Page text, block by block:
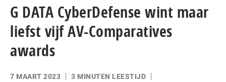
G DATA CyberDefense wint maar
liefst vijf AV-Comparatives
awards
7 MAART 2023
3 MINUTEN LEESTIJD